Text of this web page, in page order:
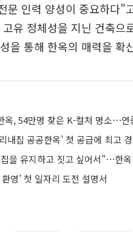
문 인력 양성이 중요하다”
유 정체성을 지닌 건축으
을 통해 한옥의 매력을 확
옥, 54만명 찾은 K-컬처 명소⋯연
내집 공공한옥’ 첫 공급에 최고
을 유지하고 짓고 싶어서”⋯한
영’ 첫 일자리 도전 설명서